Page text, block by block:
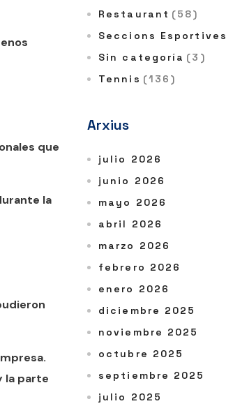
que
la
la parte
Restaurant (58)
Seccions Esportives
Sin categoría (3)
Tennis (136)
Arxius
julio 2026
junio 2026
mayo 2026
abril 2026
marzo 2026
febrero 2026
enero 2026
diciembre 2025
noviembre 2025
octubre 2025
septiembre 2025
julio 2025